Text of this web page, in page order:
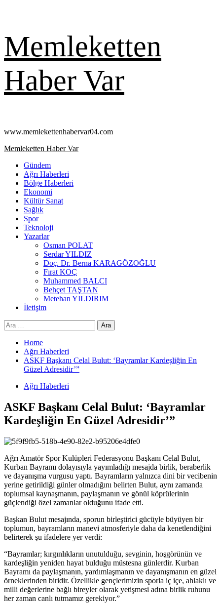
to
content
Memleketten
Haber Var
www.memlekettenhabervar04.com
Primary
Memleketten Haber Var
Gündem
Ağrı Haberleri
Bölge Haberleri
Ekonomi
Kültür Sanat
Sağlık
Spor
Teknoloji
Yazarlar
Osman POLAT
Serdar YILDIZ
Doç. Dr. Berna KARAGÖZOĞLU
Fırat KOÇ
Muhammed BALCI
Behçet TAŞTAN
Metehan YILDIRIM
İletişim
Arama:
Home
Ağrı Haberleri
ASKF Başkanı Celal Bulut: ‘Bayramlar Kardeşliğin En
Güzel Adresidir’”
Ağrı Haberleri
ASKF Başkanı Celal Bulut: ‘Bayramlar
Kardeşliğin En Güzel Adresidir’”
Ağrı Amatör Spor Kulüpleri Federasyonu Başkanı Celal Bulut,
Kurban Bayramı dolayısıyla yayımladığı mesajda birlik, beraberlik
ve dayanışma vurgusu yaptı. Bayramların yalnızca dini bir vecibenin
yerine getirildiği günler olmadığını belirten Bulut, aynı zamanda
toplumsal kaynaşmanın, paylaşmanın ve gönül köprülerinin
güçlendiği özel zamanlar olduğunu ifade etti.
Başkan Bulut mesajında, sporun birleştirici gücüyle büyüyen bir
toplumun, bayramların manevi atmosferiyle daha da kenetlendiğini
belirterek şu ifadelere yer verdi:
“Bayramlar; kırgınlıkların unutulduğu, sevginin, hoşgörünün ve
kardeşliğin yeniden hayat bulduğu müstesna günlerdir. Kurban
Bayramı da paylaşmanın, yardımlaşmanın ve dayanışmanın en güzel
örneklerinden biridir. Özellikle gençlerimizin sporla iç içe, ahlaklı ve
milli değerlerine bağlı bireyler olarak yetişmesi adına birlik ruhunu
her zaman canlı tutmamız gerekiyor.”